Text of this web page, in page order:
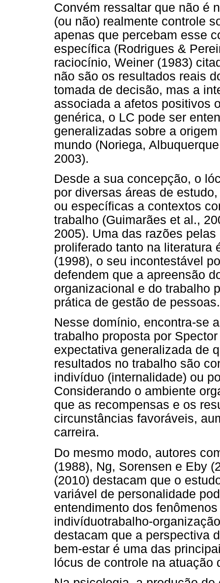
Convém ressaltar que não é
(ou não) realmente controle
apenas que percebam esse
específica (Rodrigues &
raciocínio, Weiner (1983)
não são os resultados reais
tomada de decisão, mas a
associada a afetos positivos
genérica, o LC pode ser
generalizadas sobre a
mundo (Noriega,
2003).
Desde a sua concepção, o
por diversas áreas de
ou específicas a contextos
trabalho (Guimarães et al.,
2005). Uma das razões
proliferado tanto na literatura
(1998), o seu incontestável
defendem que a apreensão
organizacional e do trabalho
prática de gestão de pessoas.
Nesse domínio, encontra-se
trabalho proposta por
expectativa generalizada de
resultados no trabalho são
indivíduo (internalidade) ou
Considerando o ambiente
que as recompensas e os
circunstâncias favoráveis,
carreira.
Do mesmo modo, autores
(1988), Ng, Sorensen e Eby
(2010) destacam que o
variável de personalidade
entendimento dos
indivíduotrabalho-
destacam que a perspectiva
bem-estar é uma das
lócus de controle na atuação